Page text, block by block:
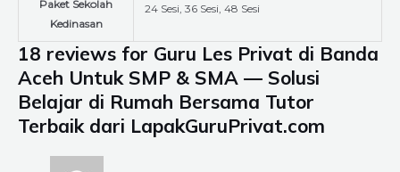
Paket Sekolah
Kedinasan
24 Sesi, 36 Sesi, 48 Sesi
18 reviews for Guru Les Privat di Banda
Aceh Untuk SMP & SMA — Solusi
Belajar di Rumah Bersama Tutor
Terbaik dari LapakGuruPrivat.com